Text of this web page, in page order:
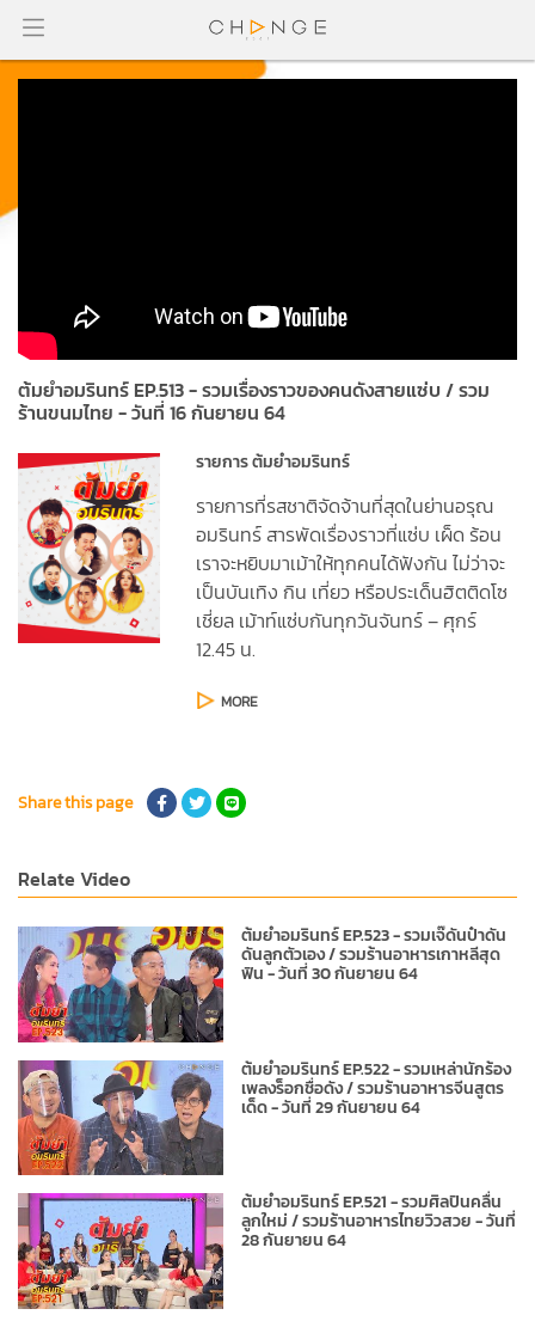
ต้มยำอมรินทร์ EP.513 - รวมเรื่องราวของคนดังสายแซ่บ / รวม
ร้านขนมไทย - วันที่ 16 กันยายน 64
รายการ ต้มยำอมรินทร์
รายการที่รสชาติจัดจ้านที่สุดในย่านอรุณ
อมรินทร์ สารพัดเรื่องราวที่แซ่บ เผ็ด ร้อน
เราจะหยิบมาเม้าให้ทุกคนได้ฟังกัน ไม่ว่าจะ
เป็นบันเทิง กิน เที่ยว หรือประเด็นฮิตติดโซ
เชี่ยล เม้าท์แซ่บกันทุกวันจันทร์ – ศุกร์
12.45 น.
MORE
Share this page
Relate Video
ต้มยำอมรินทร์ EP.523 - รวมเจ๊ดันป๋าดัน
ดันลูกตัวเอง / รวมร้านอาหารเกาหลีสุด
ฟิน - วันที่ 30 กันยายน 64
ต้มยำอมรินทร์ EP.522 - รวมเหล่านักร้อง
เพลงร็อกชื่อดัง / รวมร้านอาหารจีนสูตร
เด็ด - วันที่ 29 กันยายน 64
ต้มยำอมรินทร์ EP.521 - รวมศิลปินคลื่น
ลูกใหม่ / รวมร้านอาหารไทยวิวสวย - วันที่
28 กันยายน 64